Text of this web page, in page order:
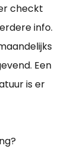
checkt
info.
Een
is er